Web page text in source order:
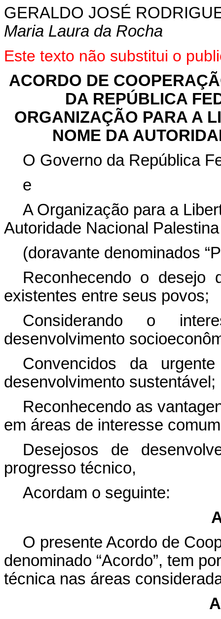
GERALDO JOSÉ
Maria Laura da Rocha
Este texto não substitui o
ACORDO DE
DA REPÚBLICA
ORGANIZAÇÃO PARA A
NOME DA
O Governo da República
e
A Organização para a
Autoridade Nacional Palestina
(doravante denominados
Reconhecendo o desejo
existentes entre seus povos;
Considerando o
desenvolvimento
Convencidos da
desenvolvimento sustentável;
Reconhecendo as
em áreas de interesse
Desejosos de
progresso técnico,
Acordam o seguinte:
O presente Acordo de
denominado “Acordo”, tem
técnica nas áreas